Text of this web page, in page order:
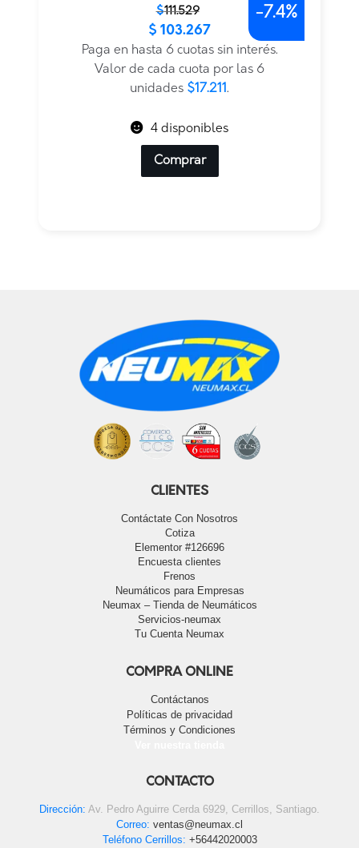
$111.529
original
actual
$ 103.267
Paga en hasta 6 cuotas sin interés.
Valor de cada cuota por las 6
unidades $17.211.
-7.4%
4 disponibles
Comprar
CLIENTES
Contáctate Con Nosotros
Cotiza
Elementor #126696
Encuesta clientes
Frenos
Neumáticos para Empresas
Neumax – Tienda de Neumáticos
Servicios-neumax
Tu Cuenta Neumax
COMPRA ONLINE
Contáctanos
Políticas de privacidad
Términos y Condiciones
CONTACTO
Dirección: Av. Pedro Aguirre Cerda 6929, Cerrillos, Santiago.
Correo: ventas@neumax.cl
Teléfono Cerrillos: +56442020003